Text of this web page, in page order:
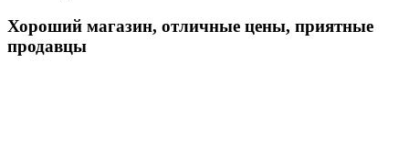
Хороший магазин, отличные цены, приятные
продавцы